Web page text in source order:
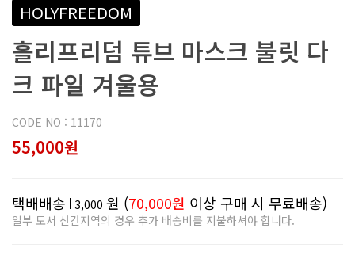
HOLYFREEDOM
홀리프리덤 튜브 마스크 불릿 다
크 파일 겨울용
CODE NO : 11170
55,000원
택배배송 3,000 원 (70,000원 이상 구매 시 무료배송)
일부 도서 산간지역의 경우 추가 배송비를 지불하셔야 합니다.